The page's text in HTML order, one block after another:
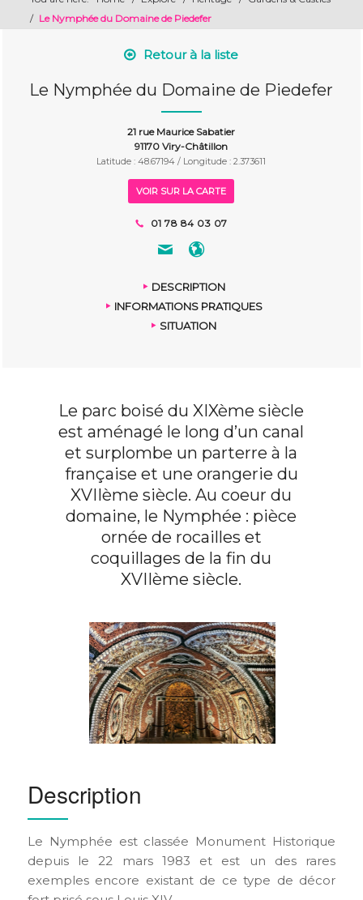
/ Le Nymphée du Domaine de Piedefer
Retour à la liste
Le Nymphée du Domaine de Piedefer
21 rue Maurice Sabatier
91170 Viry-Châtillon
Latitude : 48.67194 / Longitude : 2.373611
VOIR SUR LA CARTE
01 78 84 03 07
DESCRIPTION
INFORMATIONS PRATIQUES
SITUATION
Le parc boisé du XIXème siècle
est aménagé le long d’un canal
et surplombe un parterre à la
française et une orangerie du
XVIIème siècle. Au coeur du
domaine, le Nymphée : pièce
ornée de rocailles et
coquillages de la fin du
XVIIème siècle.
Description
Le Nymphée est classée Monument Historique
depuis le 22 mars 1983 et est un des rares
exemples encore existant de ce type de décor